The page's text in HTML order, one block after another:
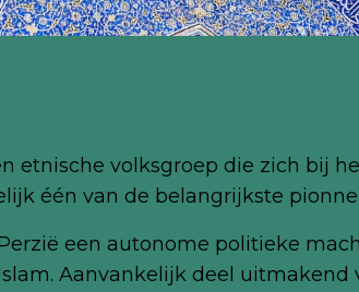
etnische volksgroep die zich bij
één van de belangrijkste
een autonome politieke
Aanvankelijk deel